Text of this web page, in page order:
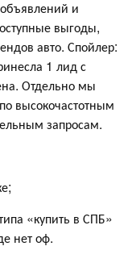
и
выгоды,
авто. Спойлер:
1 лид с
Отдельно мы
высокочастотным
запросам.
«купить в СПБ»
нет оф.